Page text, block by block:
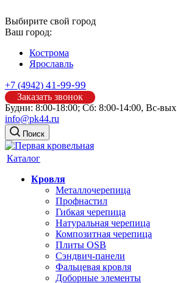
Выбирите свой город
Ваш город:
Кострома
Ярославль
+7 (4942) 41-99-99
Заказать звонок
Будни: 8:00-18:00; Сб: 8:00-14:00, Вс-вых
info@pk44.ru
Поиск
Каталог
Кровля
Металлочерепица
Профнастил
Гибкая черепица
Натуральная черепица
Композитная черепица
Плиты OSB
Сэндвич-панели
Фальцевая кровля
Доборные элементы